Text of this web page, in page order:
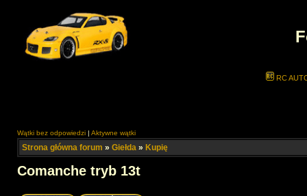
RC
Wątki bez odpowiedzi | Aktywne wątki
Strona główna forum » Giełda » Kupię
Comanche tryb 13t